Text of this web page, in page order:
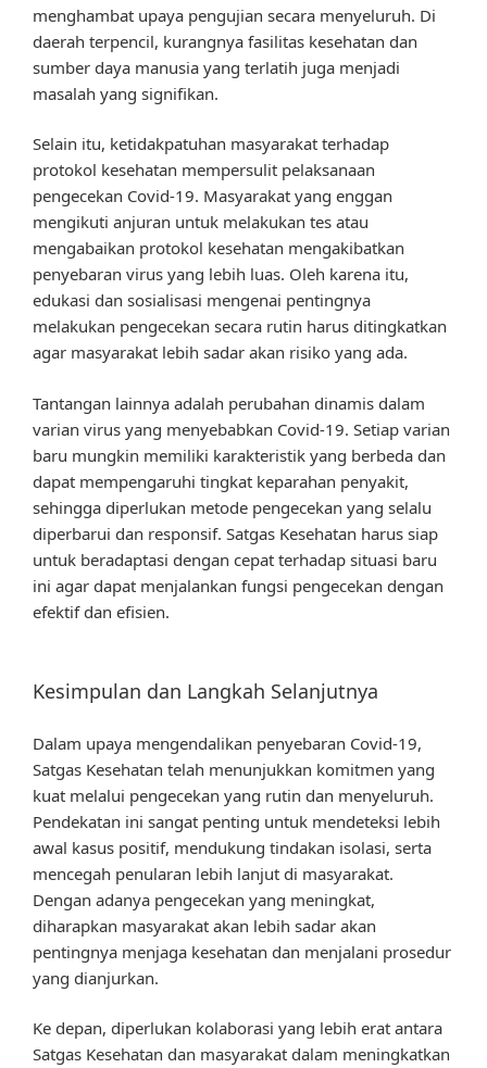
menghambat upaya pengujian secara menyeluruh. Di
daerah terpencil, kurangnya fasilitas kesehatan dan
sumber daya manusia yang terlatih juga menjadi
masalah yang signifikan.
Selain itu, ketidakpatuhan masyarakat terhadap
protokol kesehatan mempersulit pelaksanaan
pengecekan Covid-19. Masyarakat yang enggan
mengikuti anjuran untuk melakukan tes atau
mengabaikan protokol kesehatan mengakibatkan
penyebaran virus yang lebih luas. Oleh karena itu,
edukasi dan sosialisasi mengenai pentingnya
melakukan pengecekan secara rutin harus ditingkatkan
agar masyarakat lebih sadar akan risiko yang ada.
Tantangan lainnya adalah perubahan dinamis dalam
varian virus yang menyebabkan Covid-19. Setiap varian
baru mungkin memiliki karakteristik yang berbeda dan
dapat mempengaruhi tingkat keparahan penyakit,
sehingga diperlukan metode pengecekan yang selalu
diperbarui dan responsif. Satgas Kesehatan harus siap
untuk beradaptasi dengan cepat terhadap situasi baru
ini agar dapat menjalankan fungsi pengecekan dengan
efektif dan efisien.
Kesimpulan dan Langkah Selanjutnya
Dalam upaya mengendalikan penyebaran Covid-19,
Satgas Kesehatan telah menunjukkan komitmen yang
kuat melalui pengecekan yang rutin dan menyeluruh.
Pendekatan ini sangat penting untuk mendeteksi lebih
awal kasus positif, mendukung tindakan isolasi, serta
mencegah penularan lebih lanjut di masyarakat.
Dengan adanya pengecekan yang meningkat,
diharapkan masyarakat akan lebih sadar akan
pentingnya menjaga kesehatan dan menjalani prosedur
yang dianjurkan.
Ke depan, diperlukan kolaborasi yang lebih erat antara
Satgas Kesehatan dan masyarakat dalam meningkatkan